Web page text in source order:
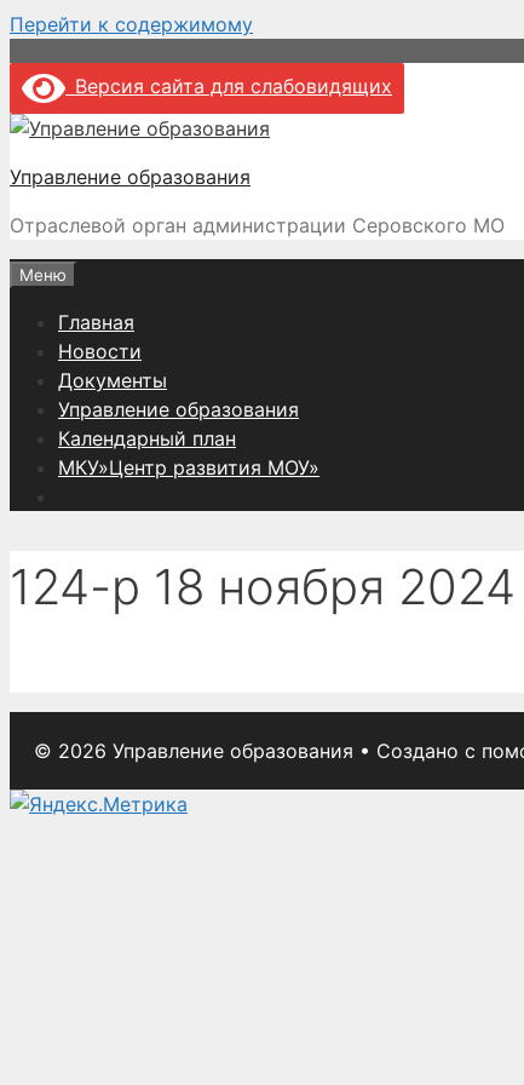
Перейти к содержимому
Версия сайта для слабовидящих
Управление образования
Отраслевой орган администрации Серовского МО
Меню
Главная
Новости
Документы
Управление образования
Календарный план
МКУ»Центр развития МОУ»
124-р 18 ноября
© 2026 Управление образования • Создано с